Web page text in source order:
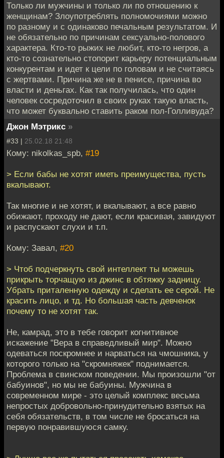
Только ли мужчины и только ли по отношению к
женщинам? Злоупотреблять полномочиями можно
по разному и с одинаково печальным результатом. И
не обязательно по причинам сексуально-полового
характера. Кто-то рыжих не любит, кто-то негров, а
кто-то сознательно стопорит карьеру потенциальным
конкурентам и идет к цели по головам и не считаясь
с жертвами. Причина же не в пенисе, причина во
власти и деньгах. Как так получилась, что один
человек сосредоточил в своих руках такую власть,
что может буквально ставить раком пол-Голливуда?
Джон Мэтрикс »
#33 | 25.02.18 21:48
Кому: nikolkas_spb, #19
> Если бабы не хотят иметь преимущества, пусть
вкалывают.
Так многие и не хотят, и вкалывают, а все равно
обижают, проходу не дают, если красивая, завидуют
и распускают слухи и т.п.
Кому: Завал, #20
> Чтоб подчеркнуть свой интеллект ты можешь
прикрыть торчащую из джинс в обтяжку задницу.
Убрать приталенную одежду и сделать ее серой. Не
красить лицо, и тд. Но большая часть девченок
почему то не хотят так.
Не, камрад, это в тебе говорит когнитивное
искажение "Вера в справедливый мир". Можно
одеваться поскромнее и нарваться на чмошника, у
которого только на "скромняжек" поднимается.
Проблема в свинском поведении. Мы произошли "от
бабуинов", но мы не бабуины. Мужчина в
современном мире - это целый комплекс весьма
непростых добровольно-принудительно взятых на
себя обязательств, в том числе не бросаться на
первую понравившуюся самку.